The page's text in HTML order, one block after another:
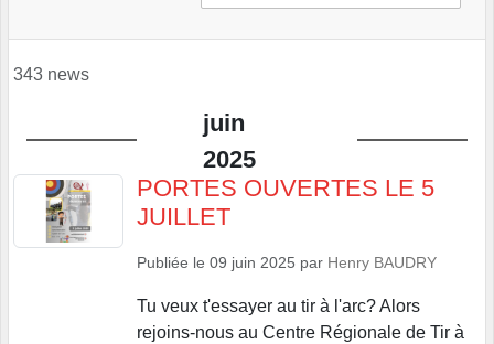
343 news
juin
2025
PORTES OUVERTES LE 5
JUILLET
Publiée le 09 juin 2025 par Henry BAUDRY
Tu veux t'essayer au tir à l'arc? Alors
rejoins-nous au Centre Régionale de Tir à